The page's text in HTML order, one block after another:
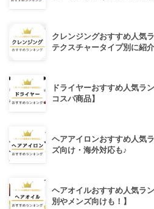
クレンジングおすすめ人気
テクスチャータイプ別に紹介
ドライヤーおすすめ人気ラ
コスパ商品】
ヘアアイロンおすすめ人気
ズ向け・海外対応も♪
ヘアオイルおすすめ人気ラ
別やメンズ向けも！】